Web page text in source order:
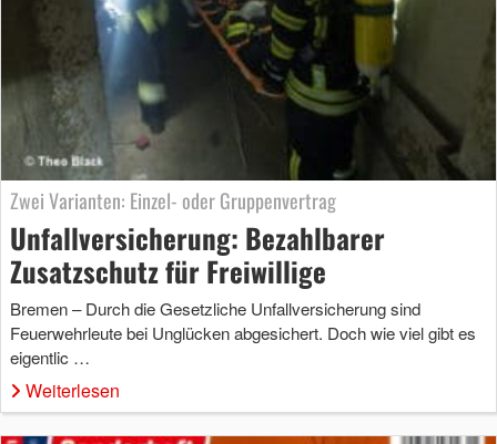
Zwei Varianten: Einzel- oder Gruppenvertrag
Unfallversicherung: Bezahlbarer
Zusatzschutz für Freiwillige
Bremen – Durch die Gesetzliche Unfallversicherung sind
Feuerwehrleute bei Unglücken abgesichert. Doch wie viel gibt es
eigentlic …
Weiterlesen